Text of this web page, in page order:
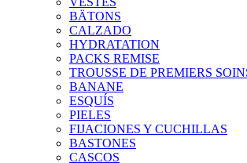
BÄTONS
CALZADO
HYDRATATION
PACKS REMISE
TROUSSE DE PREMIERS
BANANE
ESQUÍS
PIELES
FIJACIONES Y CUCHILLAS
BASTONES
CASCOS